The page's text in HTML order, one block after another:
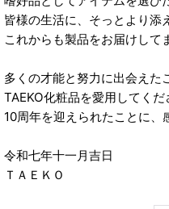
皆様の生活に、そっとより添
これからも製品をお届けして
多くの才能と努力に出会えた
TAEKO化粧品を愛用してく
10周年を迎えられたことに、
令和七年十一月吉日
ＴＡＥＫＯ